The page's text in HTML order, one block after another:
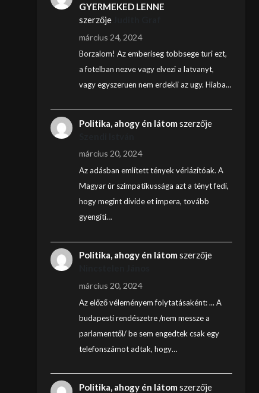
GYERMEKED LENNE
szerzője
március 24, 2024
Borzalom! Az emberiseg tobbsege turi ezt,
a fotelban nezve vagy elvezi a latvanyt,
vagy egyszeruen nem erdekli az ugy. Hiaba…
Politika, ahogy én látom szerzője
március 20, 2024
Az adásban említett tények vérlázítóak. A
Magyar úr szimpatikussága azt a tényt fedi,
hogy megint divide et impera, tovább
gyengíti…
Politika, ahogy én látom szerzője
március 20, 2024
Az előző véleményem folytatásaként: ... A
budapesti rendészetre /nem messze a
parlamenttől/ be sem engedtek csak egy
telefonszámot adtak, hogy…
Politika, ahogy én látom szerzője